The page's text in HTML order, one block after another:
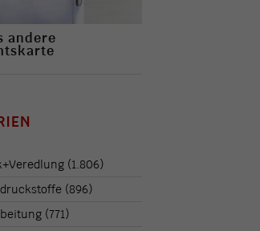
andere
(1.806)
(896)
(771)